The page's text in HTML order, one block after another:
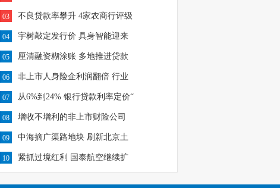
03 不良贷款率攀升 4家农商行评级
04 宇树敲定发行价 具身智能迎来
05 厘清融资糊涂账 多地推进贷款
06 非上市人身险企利润翻倍 行业
07 从6%到24% 银行贷款利率定价“
08 增收不增利的非上市财险公司
09 中海摘广渠路地块 刷新北京土
10 紧抓过境红利 国泰航空继续扩